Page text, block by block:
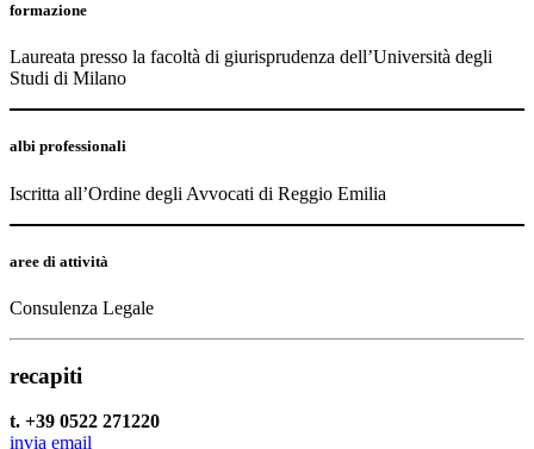
formazione
Laureata presso la facoltà di giurisprudenza dell’Università degli
Studi di Milano
albi professionali
Iscritta all’Ordine degli Avvocati di Reggio Emilia
aree di attività
Consulenza Legale
recapiti
t. +39 0522 271220
invia email